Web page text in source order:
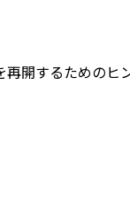
開するためのヒ